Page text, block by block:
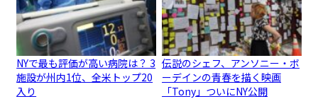
NYで最も評価が高い病院は？ 3
施設が州内1位、全米トップ20
入り
伝説のシェフ、アンソニー・ボ
ーデインの青春を描く映画
「Tony」ついにNY公開